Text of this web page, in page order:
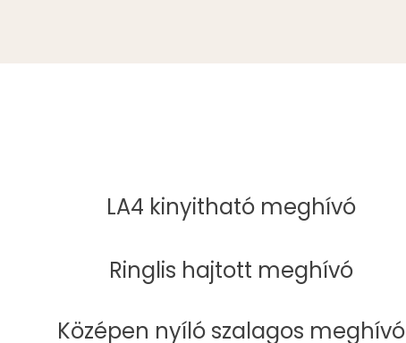
LA4 kinyitható meghívó
Ringlis hajtott meghívó
Középen nyíló szalagos meghívó